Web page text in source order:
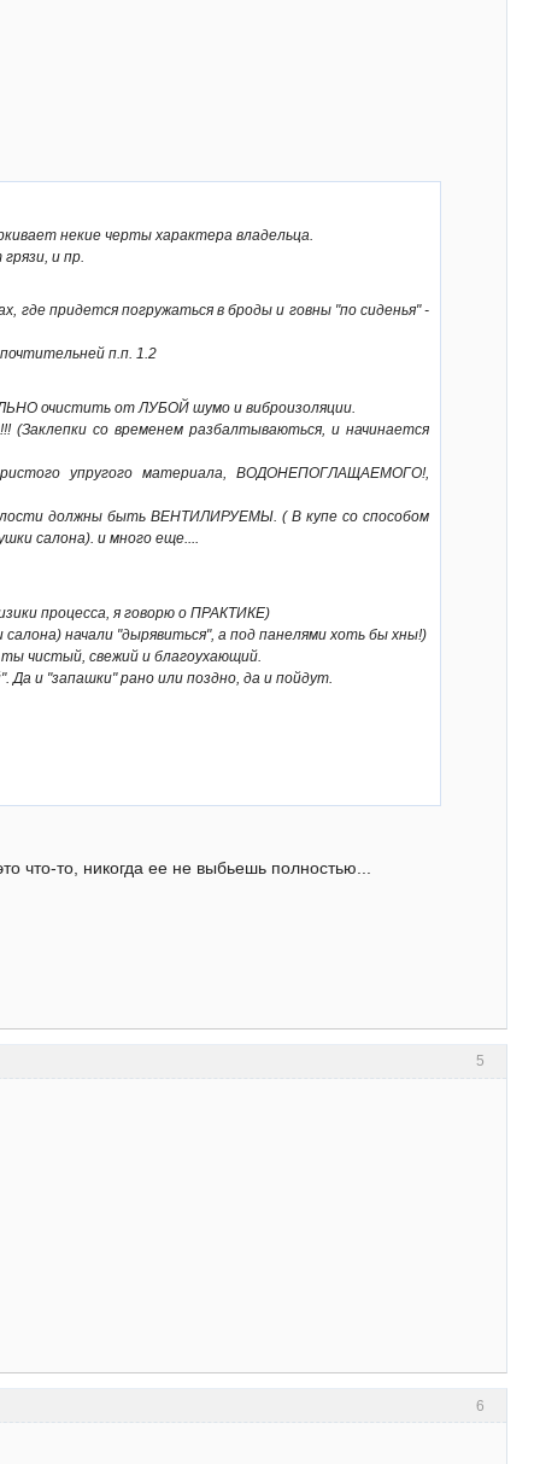
некие черты характера владельца.
и пр.
где придется погружаться в броды и говны "по сиденья" -
п.п. 1.2
очистить от ЛУБОЙ шумо и виброизоляции.
со временем разбалтываються, и начинается
упругого материала, ВОДОНЕПОГЛАЩАЕМОГО!,
должны быть ВЕНТИЛИРУЕМЫ. ( В купе со способом
салона). и много еще....
процесса, я говорю о ПРАКТИКЕ)
начали "дырявиться", а под панелями хоть бы хны!)
ты чистый, свежий и благоухающий.
и "запашки" рано или поздно, да и пойдут.
что-то, никогда ее не выбьешь полностью...
5
6